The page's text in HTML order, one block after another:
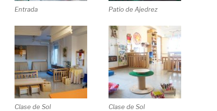
Entrada Patio de Ajedrez
Clase de Sol Clase de Sol